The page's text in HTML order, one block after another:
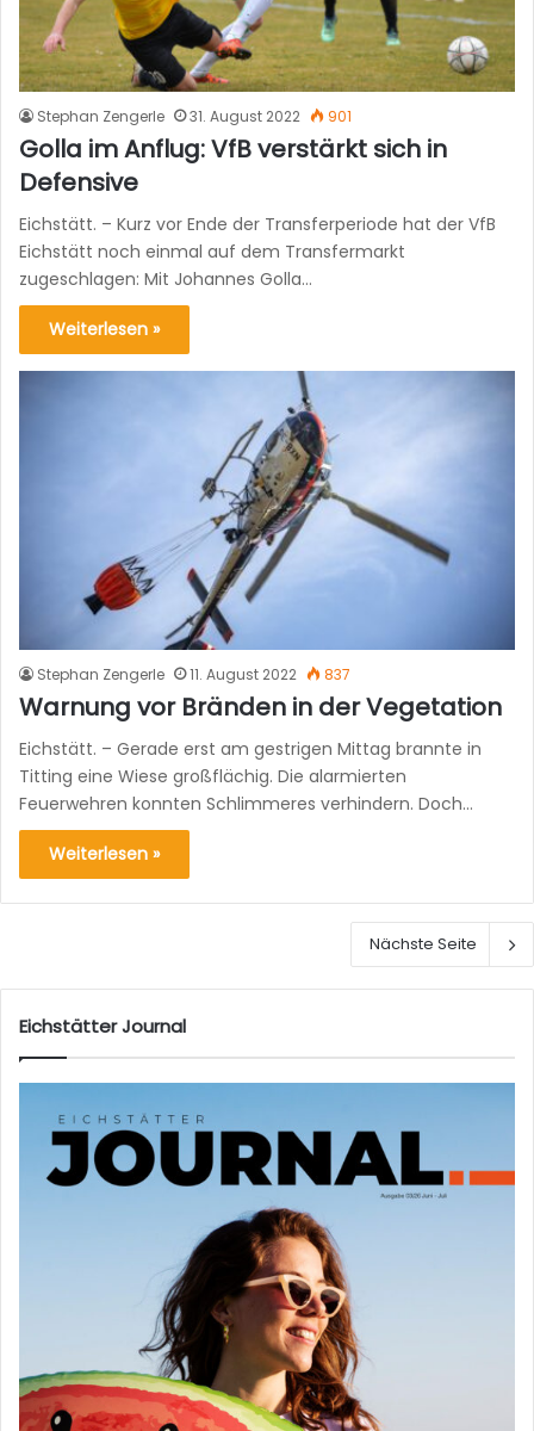
Stephan Zengerle 31. August 2022 901
Golla im Anflug: VfB verstärkt sich in
Defensive
Eichstätt. – Kurz vor Ende der Transferperiode hat der VfB
Eichstätt noch einmal auf dem Transfermarkt
zugeschlagen: Mit Johannes Golla…
Weiterlesen »
Stephan Zengerle 11. August 2022 837
Warnung vor Bränden in der Vegetation
Eichstätt. – Gerade erst am gestrigen Mittag brannte in
Titting eine Wiese großflächig. Die alarmierten
Feuerwehren konnten Schlimmeres verhindern. Doch…
Weiterlesen »
Nächste Seite
Eichstätter Journal